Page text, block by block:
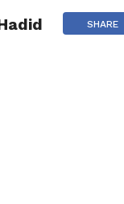
TRENDING RACUN
SHARE